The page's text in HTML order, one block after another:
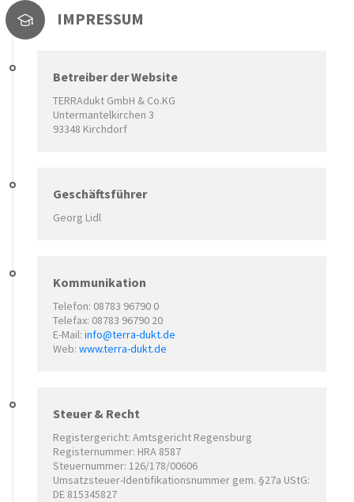
IMPRESSUM
Betreiber der Website
TERRAdukt GmbH & Co.KG
Untermantelkirchen 3
93348 Kirchdorf
Geschäftsführer
Georg Lidl
Kommunikation
Telefon: 08783 96790 0
Telefax: 08783 96790 20
E-Mail: info@terra-dukt.de
Web: www.terra-dukt.de
Steuer & Recht
Registergericht: Amtsgericht Regensburg
Registernummer: HRA 8587
Steuernummer: 126/178/00606
Umsatzsteuer-Identifikationsnummer gem. §27a UStG:
DE 815345827